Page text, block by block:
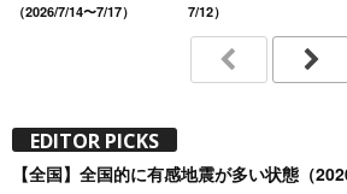
（2026/7/14〜7/17）
7/12）
EDITOR PICKS
【全国】全国的に有感地震が多い状態（